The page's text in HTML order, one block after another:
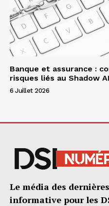
Banque et assurance :
risques liés au Shadow AI
6 Juillet 2026
Le média des
informative pour les